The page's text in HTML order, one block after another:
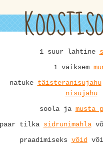
1 suur lahtine
1 väiksem
natuke täisteranisujahu
nisujahu
soola ja musta
paar tilka sidrunimahla
praadimiseks võid või